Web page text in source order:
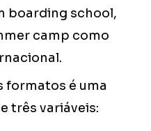
boarding school,
camp como
formatos é uma
três variáveis: